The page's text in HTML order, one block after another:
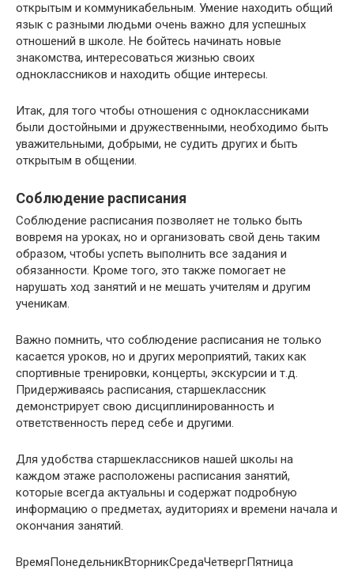
открытым и коммуникабельным. Умение находить общий
язык с разными людьми очень важно для успешных
отношений в школе. Не бойтесь начинать новые
знакомства, интересоваться жизнью своих
одноклассников и находить общие интересы.
Итак, для того чтобы отношения с одноклассниками
были достойными и дружественными, необходимо быть
уважительными, добрыми, не судить других и быть
открытым в общении.
Соблюдение расписания
Соблюдение расписания позволяет не только быть
вовремя на уроках, но и организовать свой день таким
образом, чтобы успеть выполнить все задания и
обязанности. Кроме того, это также помогает не
нарушать ход занятий и не мешать учителям и другим
ученикам.
Важно помнить, что соблюдение расписания не только
касается уроков, но и других мероприятий, таких как
спортивные тренировки, концерты, экскурсии и т.д.
Придерживаясь расписания, старшеклассник
демонстрирует свою дисциплинированность и
ответственность перед себе и другими.
Для удобства старшеклассников нашей школы на
каждом этаже расположены расписания занятий,
которые всегда актуальны и содержат подробную
информацию о предметах, аудиториях и времени начала и
окончания занятий.
ВремяПонедельникВторникСредаЧетвергПятница